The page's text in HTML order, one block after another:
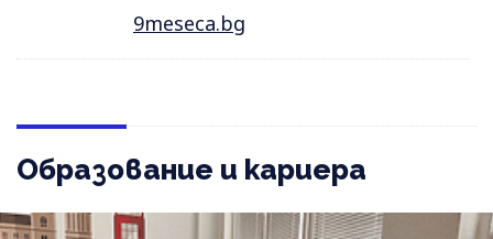
9meseca.bg
Образование и кариера